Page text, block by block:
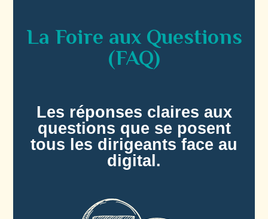
La Foire aux Questions
(FAQ)
Les réponses claires aux
questions que se posent
tous les dirigeants face au
digital.